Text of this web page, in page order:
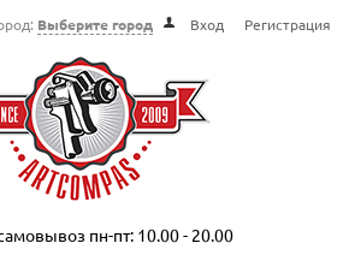
Выберите город Вход Регистрация
пн-пт: 10.00 - 20.00